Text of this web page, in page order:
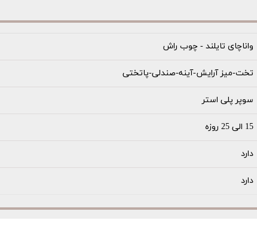
واناچای تایلند - چوب راش
تخت-میز آرایش-آینه-صندلی-پاتختی
سوپر پلی استر
15 الی 25 روزه
دارد
دارد